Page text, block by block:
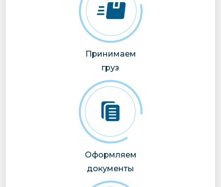
Принимаем
груз
Оформляем
документы